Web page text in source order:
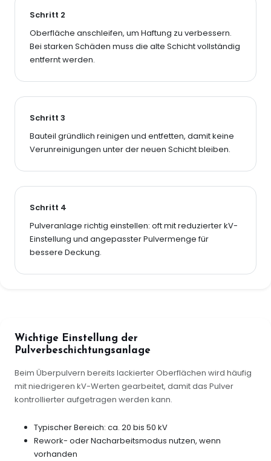
Schritt 2
Oberfläche anschleifen, um Haftung zu verbessern.
Bei starken Schäden muss die alte Schicht vollständig
entfernt werden.
Schritt 3
Bauteil gründlich reinigen und entfetten, damit keine
Verunreinigungen unter der neuen Schicht bleiben.
Schritt 4
Pulveranlage richtig einstellen: oft mit reduzierter kV-
Einstellung und angepasster Pulvermenge für
bessere Deckung.
Wichtige Einstellung der
Pulverbeschichtungsanlage
Beim Überpulvern bereits lackierter Oberflächen wird häufig
mit niedrigeren kV-Werten gearbeitet, damit das Pulver
kontrollierter aufgetragen werden kann.
Typischer Bereich: ca. 20 bis 50 kV
Rework- oder Nacharbeitsmodus nutzen, wenn
vorhanden